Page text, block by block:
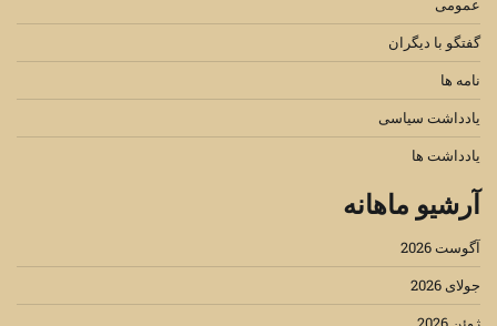
عمومی
گفتگو با دیگران
نامه ها
یادداشت سیاسی
یادداشت ها
آرشیو ماهانه
آگوست 2026
جولای 2026